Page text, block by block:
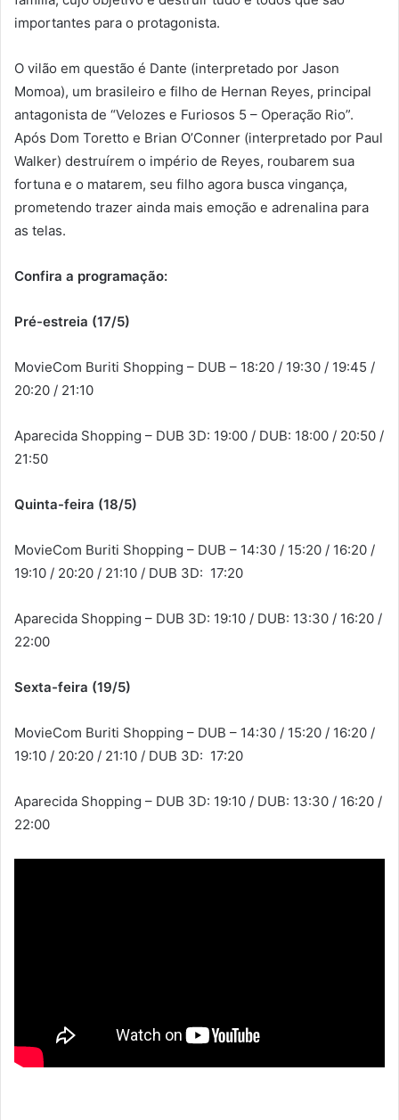
importantes para o protagonista.
O vilão em questão é Dante (interpretado por Jason
Momoa), um brasileiro e filho de Hernan Reyes, principal
antagonista de “Velozes e Furiosos 5 – Operação Rio”.
Após Dom Toretto e Brian O’Conner (interpretado por Paul
Walker) destruírem o império de Reyes, roubarem sua
fortuna e o matarem, seu filho agora busca vingança,
prometendo trazer ainda mais emoção e adrenalina para
as telas.
Confira a programação:
Pré-estreia (17/5)
MovieCom Buriti Shopping – DUB – 18:20 / 19:30 / 19:45 /
20:20 / 21:10
Aparecida Shopping – DUB 3D: 19:00 / DUB: 18:00 / 20:50 /
21:50
Quinta-feira (18/5)
MovieCom Buriti Shopping – DUB – 14:30 / 15:20 / 16:20 /
19:10 / 20:20 / 21:10 / DUB 3D: 17:20
Aparecida Shopping – DUB 3D: 19:10 / DUB: 13:30 / 16:20 /
22:00
Sexta-feira (19/5)
MovieCom Buriti Shopping – DUB – 14:30 / 15:20 / 16:20 /
19:10 / 20:20 / 21:10 / DUB 3D: 17:20
Aparecida Shopping – DUB 3D: 19:10 / DUB: 13:30 / 16:20 /
22:00